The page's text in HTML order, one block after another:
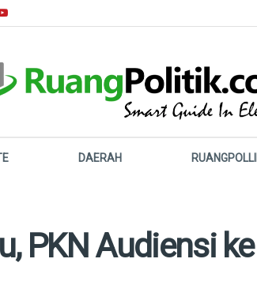
DAERAH
PKN Audiensi ke